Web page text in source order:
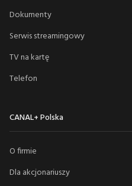
Dokumenty
Serwis streamingowy
TV na kartę
Telefon
CANAL+ Polska
O firmie
Dla akcjonariuszy